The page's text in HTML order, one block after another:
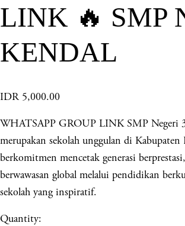
LINK 🔥 SMP
KENDAL
IDR 5,000.00
WHATSAPP GROUP LINK SMP Negeri
merupakan sekolah unggulan di Kabupaten
berkomitmen mencetak generasi
berwawasan global melalui pendidikan
sekolah yang inspiratif.
Quantity: